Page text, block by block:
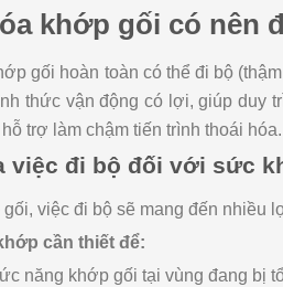
khớp gối có nên
gối hoàn toàn có thể đi bộ
thức vận động có lợi, giúp
trợ làm chậm tiến trình thoái hóa.
việc đi bộ đối với sức
việc đi bộ sẽ mang đến nhiều
cần thiết để:
năng khớp gối tại vùng đang bị